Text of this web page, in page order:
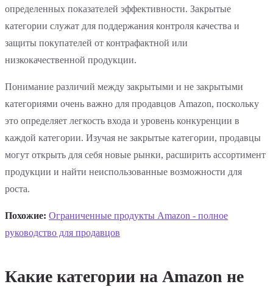
определенных показателей эффективности. Закрытые
категории служат для поддержания контроля качества и
защиты покупателей от контрафактной или
низкокачественной продукции.
Понимание различий между закрытыми и не закрытыми
категориями очень важно для продавцов Amazon, поскольку
это определяет легкость входа и уровень конкуренции в
каждой категории. Изучая не закрытые категории, продавцы
могут открыть для себя новые рынки, расширить ассортимент
продукции и найти неиспользованные возможности для
роста.
Похожие: Ограниченные продукты Amazon - полное
руководство для продавцов
Какие категории на Amazon не